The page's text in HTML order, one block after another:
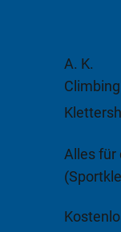
A. K.
Climbing
Alles für